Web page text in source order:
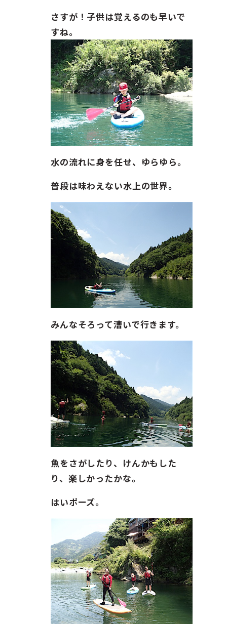
さすが！子供は覚えるのも早いで
すね。
水の流れに身を任せ、ゆらゆら。
普段は味わえない水上の世界。
みんなそろって漕いで行きます。
魚をさがしたり、けんかもした
り、楽しかったかな。
はいポーズ。